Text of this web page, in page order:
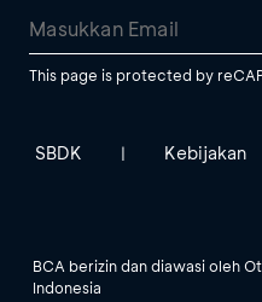
This page is protected by
SBDK | Kebijakan
BCA berizin dan diawasi oleh
Indonesia